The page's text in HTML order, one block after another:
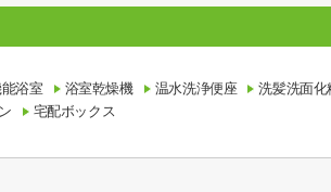
浴室 浴室乾燥機 温水洗浄便座
洗髪洗面化
宅配ボックス